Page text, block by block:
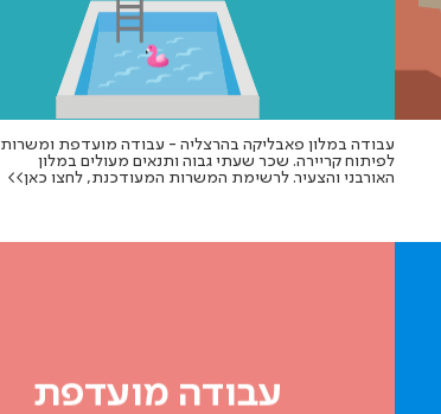
עבודה במלון פאבליקה בהרצליה - עבודה מועדפת ומשרות
לפיתוח קריירה. שכר שעתי גבוה ותנאים מעולים במלון
האורבני והצעיר. לרשימת המשרות המעודכנת, לחצו כאן>>